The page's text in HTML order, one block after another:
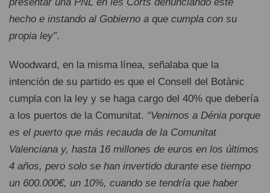
presentar una PNL en les Corts denunciando este
hecho e instando al Gobierno a que cumpla con su
propia ley”.
Woodward, en la misma línea, señalaba que la
intención de su partido es que el Consell del Botànic
cumpla con la ley y se haga cargo del 40% que debería
a los puertos de la Comunitat. “Venimos a Dénia porque
es el puerto que más recauda de la Comunitat
Valenciana y, hasta 16 millones de euros en los últimos
4 años, pero solo se han invertido durante ese tiempo
un 600.000€, un 10%, cuando se tendría que haber